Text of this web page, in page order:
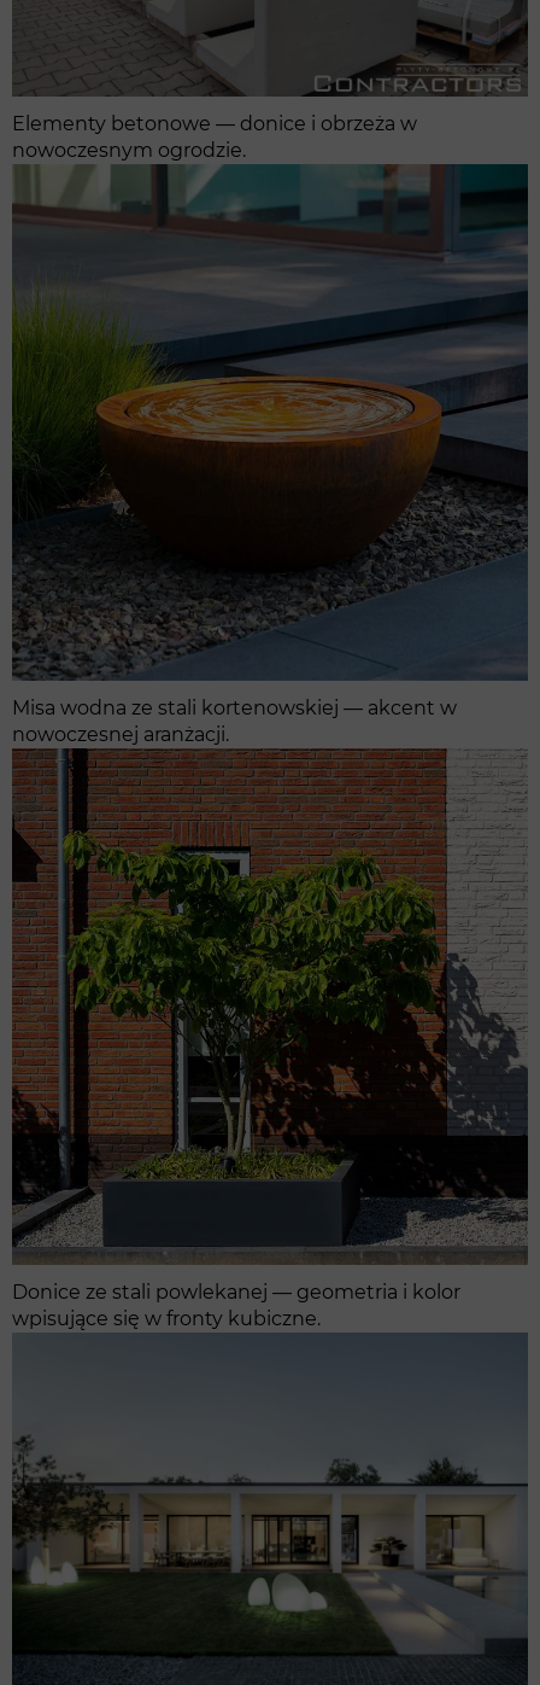
Elementy betonowe — donice i obrzeża w
nowoczesnym ogrodzie.
Misa wodna ze stali kortenowskiej — akcent w
nowoczesnej aranżacji.
Donice ze stali powlekanej — geometria i kolor
wpisujące się w fronty kubiczne.